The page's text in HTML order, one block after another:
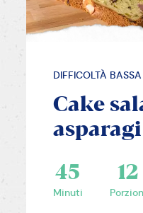
DIFFICOLTÀ BASSA
Cake
45
Minuti
12